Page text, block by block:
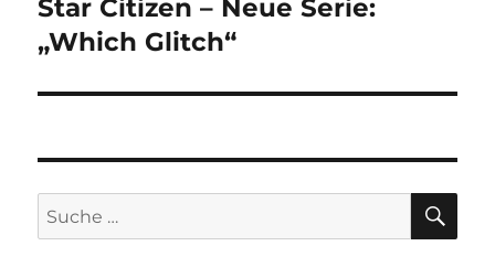
Nächster
Beitrag:
Star Citizen – Neue Serie:
„Which Glitch“
Suche
nach: